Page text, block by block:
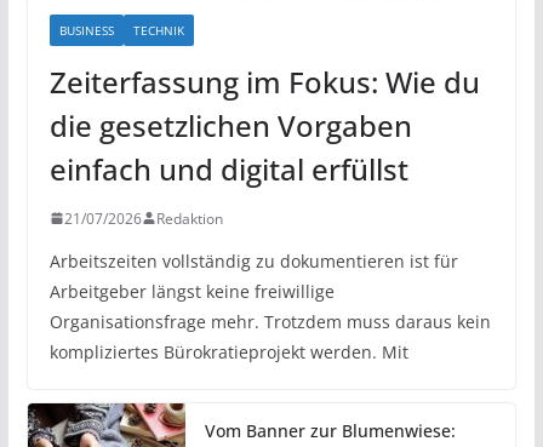
BUSINESS TECHNIK
Zeiterfassung im Fokus: Wie du
die gesetzlichen Vorgaben
einfach und digital erfüllst
21/07/2026 Redaktion
Arbeitszeiten vollständig zu dokumentieren ist für
Arbeitgeber längst keine freiwillige
Organisationsfrage mehr. Trotzdem muss daraus kein
kompliziertes Bürokratieprojekt werden. Mit
Vom Banner zur Blumenwiese: